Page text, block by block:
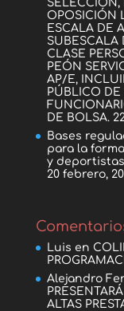
OPOSICIÓN
ESCALA DE
SUBESCALA
CLASE
PEÓN
AP/E,
PÚBLICO DE
DE BOLSA.
Bases
para la
y
20 febrero,
Luis en
Alejandro
ALTAS